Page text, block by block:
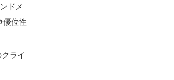
ドメ
優位性
ライ